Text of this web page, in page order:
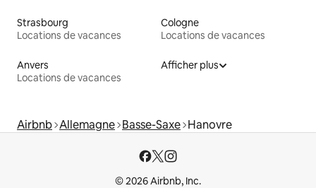
Strasbourg
Locations de vacances
Cologne
Locations de vacances
Anvers
Locations de vacances
Afficher plus
Airbnb Allemagne Basse-Saxe Hanovre
© 2026 Airbnb, Inc.